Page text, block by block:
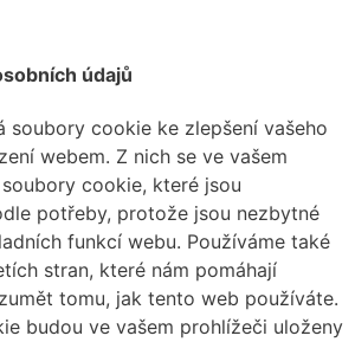
údajů
soubory cookie ke zlepšení vašeho
webem. Z nich se ve vašem
cookie, které jsou
potřeby, protože jsou nezbytné
funkcí webu. Používáme také
stran, které nám pomáhají
tomu, jak tento web používáte.
budou ve vašem prohlížeči uloženy